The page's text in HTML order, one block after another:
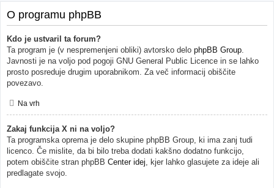
O programu phpBB
Kdo je ustvaril ta forum?
Ta program je (v nespremenjeni obliki) avtorsko delo phpBB Group.
Javnosti je na voljo pod pogoji GNU General Public Licence in se lahko
prosto posreduje drugim uporabnikom. Za več informacij obiščite
povezavo.
Na vrh
Zakaj funkcija X ni na voljo?
Ta programska oprema je delo skupine phpBB Group, ki ima zanj tudi
licenco. Če mislite, da bi bilo treba dodati kakšno dodatno funkcijo,
potem obiščite stran phpBB Center idej, kjer lahko glasujete za ideje ali
predlagate svojo.